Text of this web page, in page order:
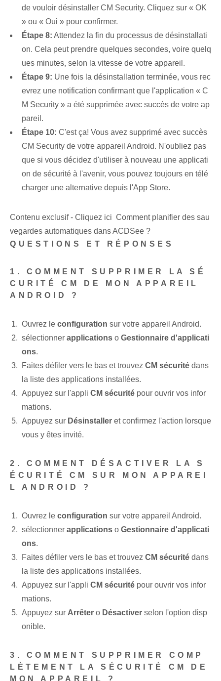
de vouloir désinstaller CM Security. Cliquez sur « OK
» ou « Oui » pour confirmer.
Étape 8: Attendez la fin du processus de désinstallati
on. Cela peut prendre quelques secondes, voire quelq
ues minutes, selon la vitesse de votre appareil.
Étape 9: Une fois la désinstallation terminée, vous rec
evrez une notification confirmant que l'application « C
M Security » a été supprimée avec succès de votre ap
pareil.
Étape 10: C'est ça! Vous avez supprimé avec succès
CM Security de votre appareil Android. N'oubliez pas
que si vous décidez d'utiliser à nouveau une applicati
on de sécurité à l'avenir, vous pouvez toujours en télé
charger une alternative depuis l'App Store.
Contenu exclusif - Cliquez ici Comment planifier des sau
vegardes automatiques dans ACDSee ?
QUESTIONS ET RÉPONSES
1. COMMENT SUPPRIMER LA SÉ
CURITÉ CM DE MON APPAREIL
ANDROID ?
Ouvrez le configuration sur votre appareil Android.
sélectionner applications o Gestionnaire d'applicati
ons.
Faites défiler vers le bas et trouvez CM sécurité dans
la liste des applications installées.
Appuyez sur l'appli CM sécurité pour ouvrir vos infor
mations.
Appuyez sur Désinstaller et confirmez l'action lorsque
vous y êtes invité.
2. COMMENT DÉSACTIVER LA S
ÉCURITÉ CM SUR MON APPAREI
L ANDROID ?
Ouvrez le configuration sur votre appareil Android.
sélectionner applications o Gestionnaire d'applicati
ons.
Faites défiler vers le bas et trouvez CM sécurité dans
la liste des applications installées.
Appuyez sur l'appli CM sécurité pour ouvrir vos infor
mations.
Appuyez sur Arrêter o Désactiver selon l'option disp
onible.
3. COMMENT SUPPRIMER COMP
LÈTEMENT LA SÉCURITÉ CM DE
MON APPAREIL ?